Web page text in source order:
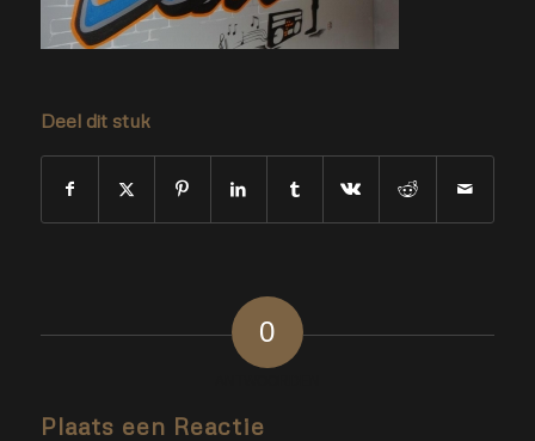
Deel dit stuk
0
Plaats een Reactie